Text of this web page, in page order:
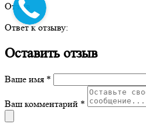
Отзыв
Ответ к отзыву:
Оставить отзыв
Ваше имя *
Ваш комментарий *